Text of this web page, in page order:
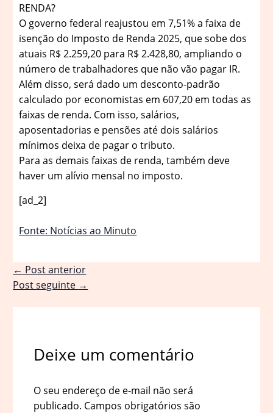
RENDA?
O governo federal reajustou em 7,51% a faixa de
isenção do Imposto de Renda 2025, que sobe dos
atuais R$ 2.259,20 para R$ 2.428,80, ampliando o
número de trabalhadores que não vão pagar IR.
Além disso, será dado um desconto-padrão
calculado por economistas em 607,20 em todas as
faixas de renda. Com isso, salários,
aposentadorias e pensões até dois salários
mínimos deixa de pagar o tributo.
Para as demais faixas de renda, também deve
haver um alívio mensal no imposto.
[ad_2]
Fonte: Notícias ao Minuto
← Post anterior
Post seguinte →
Deixe um comentário
O seu endereço de e-mail não será
publicado. Campos obrigatórios são